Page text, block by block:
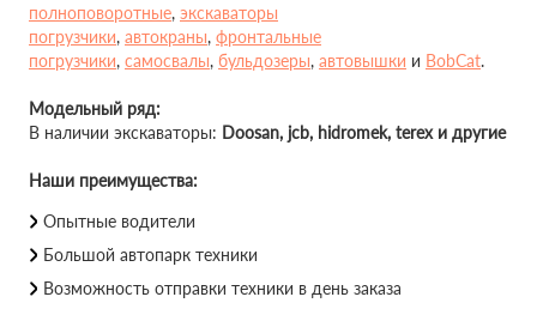
полноповоротные, экскаваторы
погрузчики, автокраны, фронтальные
погрузчики, самосвалы, бульдозеры, автовышки и BobCat.
Модельный ряд:
В наличии экскаваторы: Doosan, jcb, hidromek, terex и другие
Наши преимущества:
Опытные водители
Большой автопарк техники
Возможность отправки техники в день заказа